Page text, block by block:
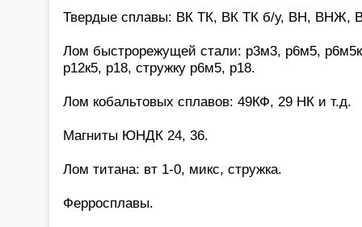
Твердые сплавы: ВК ТК, ВК ТК б/у, ВН,
Лом быстрорежущей стали: р3м3, р6м5,
р12к5, р18, стружку р6м5, р18.
Лом кобальтовых сплавов: 49КФ, 29 НК и т.д.
Магниты ЮНДК 24, 36.
Лом титана: вт 1-0, микс, стружка.
Ферросплавы.